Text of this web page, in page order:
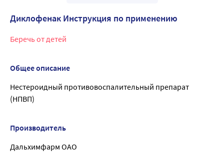
Диклофенак Инструкция по применению
Беречь от детей
Общее описание
Нестероидный противовоспалительный препарат
(НПВП)
Производитель
Дальхимфарм ОАО